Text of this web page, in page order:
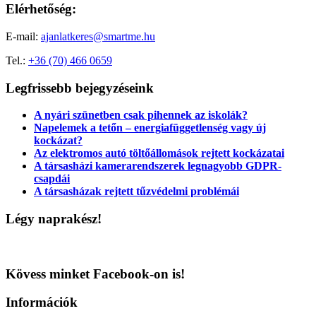
Elérhetőség:
E-mail: ajanlatkeres@smartme.hu
Tel.: +36 (70) 466 0659
Legfrissebb bejegyzéseink
A nyári szünetben csak pihennek az iskolák?
Napelemek a tetőn – energiafüggetlenség vagy új
kockázat?
Az elektromos autó töltőállomások rejtett kockázatai
A társasházi kamerarendszerek legnagyobb GDPR-
csapdái
A társasházak rejtett tűzvédelmi problémái
Légy naprakész!
Kövess minket Facebook-on is!
Információk